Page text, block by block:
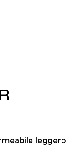
leggero